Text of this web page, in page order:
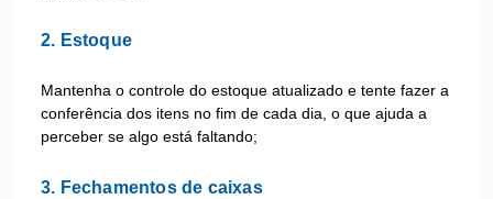
2. Estoque
Mantenha o controle do estoque atualizado e tente fazer a
conferência dos itens no fim de cada dia, o que ajuda a
perceber se algo está faltando;
3. Fechamentos de caixas